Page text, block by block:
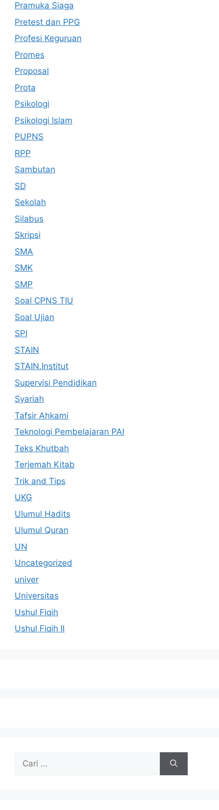
Pramuka Siaga
Pretest dan PPG
Profesi Keguruan
Promes
Proposal
Prota
Psikologi
Psikologi Islam
PUPNS
RPP
Sambutan
SD
Sekolah
Silabus
Skripsi
SMA
SMK
SMP
Soal CPNS TIU
Soal Ujian
SPI
STAIN
STAIN.Institut
Supervisi Pendidikan
Syariah
Tafsir Ahkami
Teknologi Pembelajaran PAI
Teks Khutbah
Terjemah Kitab
Trik and Tips
UKG
Ulumul Hadits
Ulumul Quran
UN
Uncategorized
univer
Universitas
Ushul Fiqih
Ushul Fiqih II
Cari